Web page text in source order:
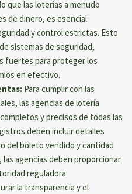
que las loterías a menudo
de dinero, es esencial
y control estrictas. Esto
sistemas de seguridad,
fuertes para proteger los
en efectivo.
Para cumplir con las
las agencias de lotería
y precisos de todas las
deben incluir detalles
del boleto vendido y cantidad
las agencias deben proporcionar
reguladora
la transparencia y el